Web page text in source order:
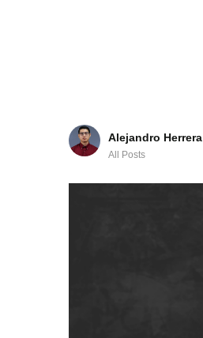
Alejandro Herrera
All Posts